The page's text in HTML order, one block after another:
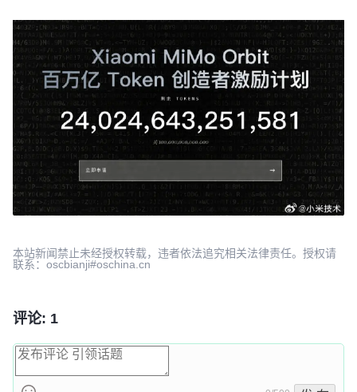
本站新闻禁止未经授权转载，违者依法追究相关法律责任。授权请
联系：oscbianji#oschina.cn
评论: 1